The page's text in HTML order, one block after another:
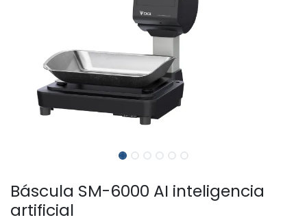
Báscula SM-6000 AI inteligencia
artificial